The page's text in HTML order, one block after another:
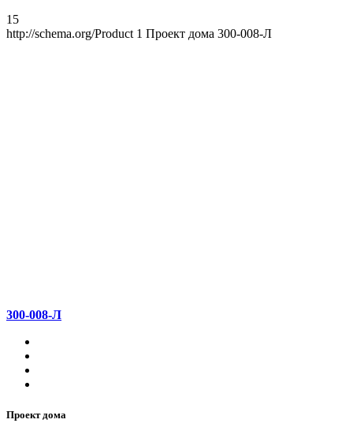
15
http://schema.org/Product 1 Проект дома 300-008-Л
300-008-Л
Проект дома